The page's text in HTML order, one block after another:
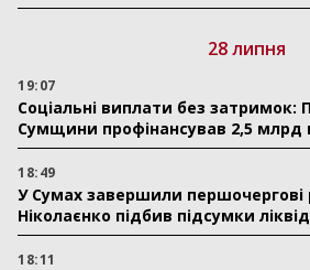
28 липня
19:07
Соціальні виплати без затримок:
Сумщини профінансував 2,5 млрд
18:49
У Сумах завершили першочергові
Ніколаєнко підбив підсумки
18:11